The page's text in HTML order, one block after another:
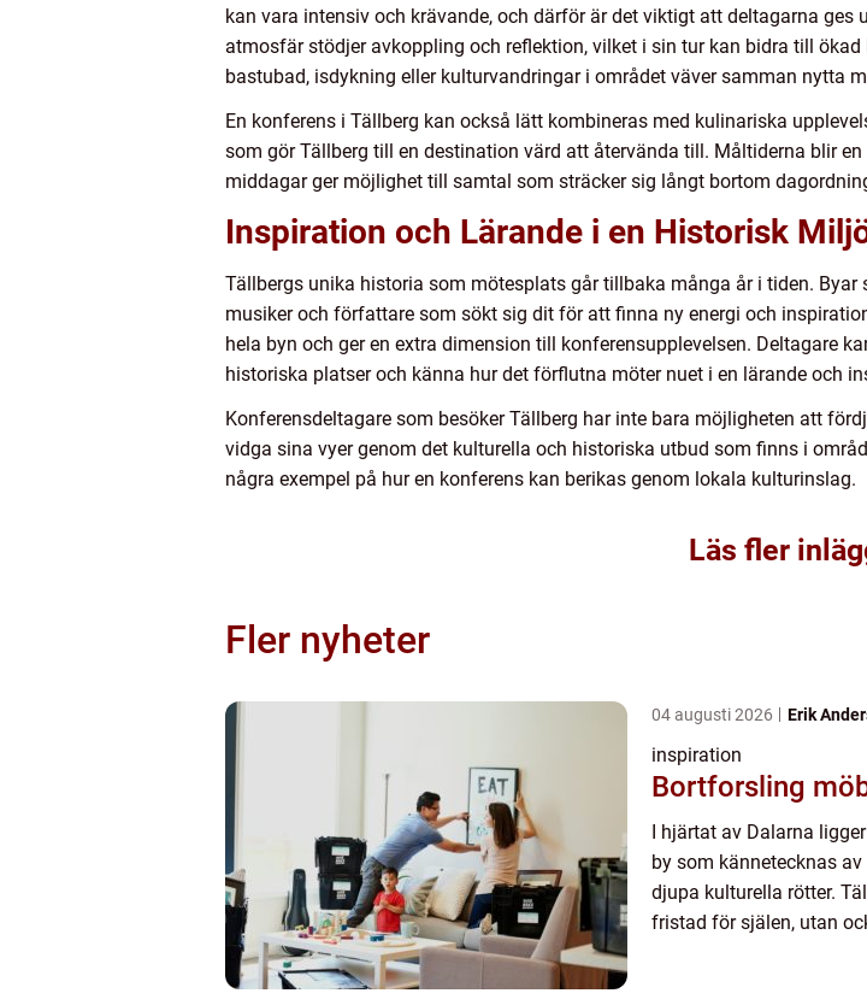
kan vara intensiv och krävande, och därför är det viktigt att deltagarna
atmosfär stödjer avkoppling och reflektion, vilket i sin tur kan bidra till
bastubad, isdykning eller kulturvandringar i området väver samman nytta
En konferens i Tällberg kan också lätt kombineras med kulinariska
som gör Tällberg till en destination värd att återvända till. Måltiderna blir
middagar ger möjlighet till samtal som sträcker sig långt bortom
Inspiration och Lärande i en Historisk
Tällbergs unika historia som mötesplats går tillbaka många år i tiden.
musiker och författare som sökt sig dit för att finna ny energi och
hela byn och ger en extra dimension till konferensupplevelsen. Deltagare
historiska platser och känna hur det förflutna möter nuet i en lärande och
Konferensdeltagare som besöker Tällberg har inte bara möjligheten att
vidga sina vyer genom det kulturella och historiska utbud som finns i
några exempel på hur en konferens kan berikas genom lokala kulturinslag.
Läs fler
Fler nyheter
04 augusti 2026 Erik
inspiration
Bortforsling
I hjärtat av Dalarna
by som kännetecknas
djupa kulturella rötter.
fristad för själen, utan